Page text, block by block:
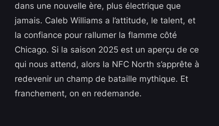
dans une nouvelle ère, plus électrique que
jamais. Caleb Williams a l’attitude, le talent, et
la confiance pour rallumer la flamme côté
Chicago. Si la saison 2025 est un aperçu de ce
qui nous attend, alors la NFC North s’apprête à
redevenir un champ de bataille mythique. Et
franchement, on en redemande.